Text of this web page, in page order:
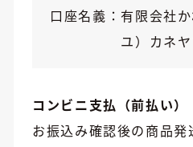
口座名義
有限会社
ユ）カネ
コンビニ支払（前払い）
お振込み確認後の商品発